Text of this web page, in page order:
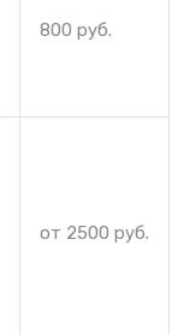
800 руб.
от 2500 руб.